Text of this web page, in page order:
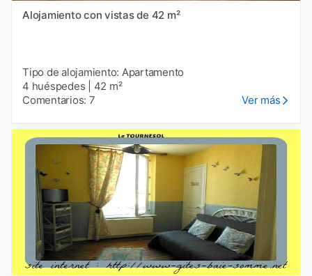
Alojamiento con vistas de 42 m²
Tipo de alojamiento: Apartamento
4 huéspedes
42 m²
Comentarios: 7
Ver más